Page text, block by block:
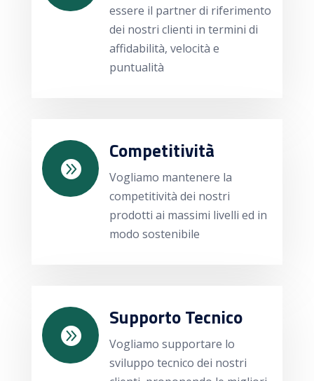
essere il partner di riferimento
dei nostri clienti in termini di
affidabilità, velocità e
puntualità

Competitività
Vogliamo mantenere la
competitività dei nostri
prodotti ai massimi livelli ed in
modo sostenibile

Supporto Tecnico
Vogliamo supportare lo
sviluppo tecnico dei nostri